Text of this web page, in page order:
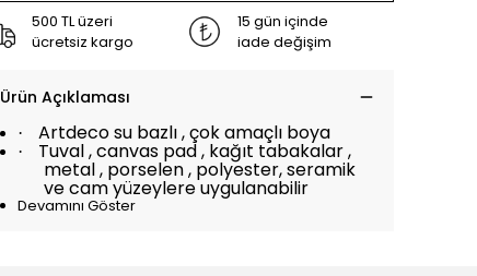
500 TL üzeri
ücretsiz kargo
15 gün içinde
iade değişim
Ürün Açıklaması
· Artdeco su bazlı , çok amaçlı boya
· Tuval , canvas pad , kağıt tabakalar ,
metal , porselen , polyester, seramik
ve cam yüzeylere uygulanabilir
Devamını Göster